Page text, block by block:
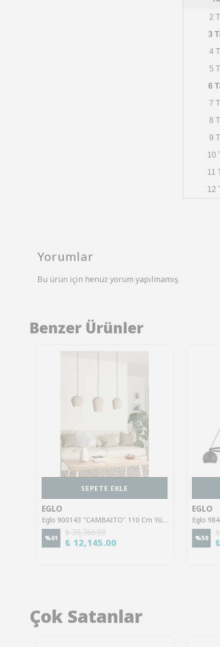
2
3
4
5
6
7
8
9
10
11
12
Yorumlar
Bu ürün için henüz yorum yapılmamış.
Benzer Ürünler
SEPETE EKLE
EGLO
Eglo 900143 "CAMBAITO" 110 Cm Yüksekliğinde Çelik Kum Rengi Sarkıt Avize
%61
₺ 30,766.00
₺ 12,145.00
EGLO
%50
Çok Satanlar